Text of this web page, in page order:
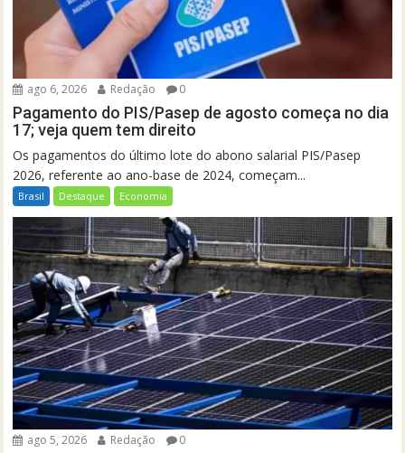
ago 6, 2026 Redação 0
Pagamento do PIS/Pasep de agosto começa no dia
17; veja quem tem direito
Os pagamentos do último lote do abono salarial PIS/Pasep
2026, referente ao ano-base de 2024, começam...
Brasil Destaque Economia
ago 5, 2026 Redação 0